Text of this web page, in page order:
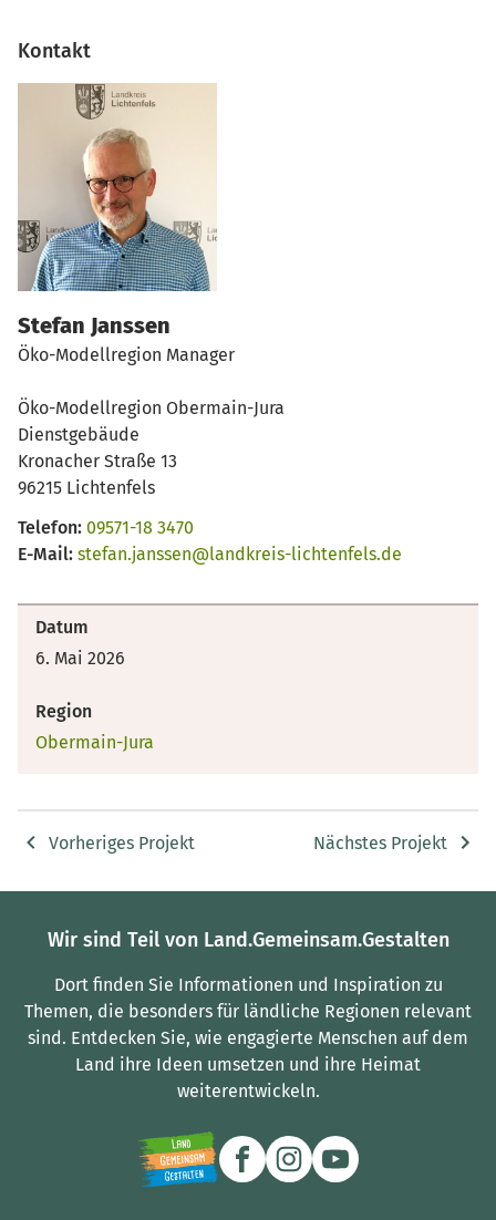
Kontakt
Stefan Janssen
Öko-Modellregion Manager
Öko-Modellregion Obermain-Jura
Dienstgebäude
Kronacher Straße 13
96215 Lichtenfels
Telefon: 09571-18 3470
E-Mail: stefan.janssen@landkreis-lichtenfels.de
Datum
6. Mai 2026
Region
Obermain-Jura
Vorheriges Projekt Nächstes Projekt
Wir sind Teil von Land.Gemeinsam.Gestalten
Dort finden Sie Informationen und Inspiration zu
Themen, die besonders für ländliche Regionen relevant
sind. Entdecken Sie, wie engagierte Menschen auf dem
Land ihre Ideen umsetzen und ihre Heimat
weiterentwickeln.